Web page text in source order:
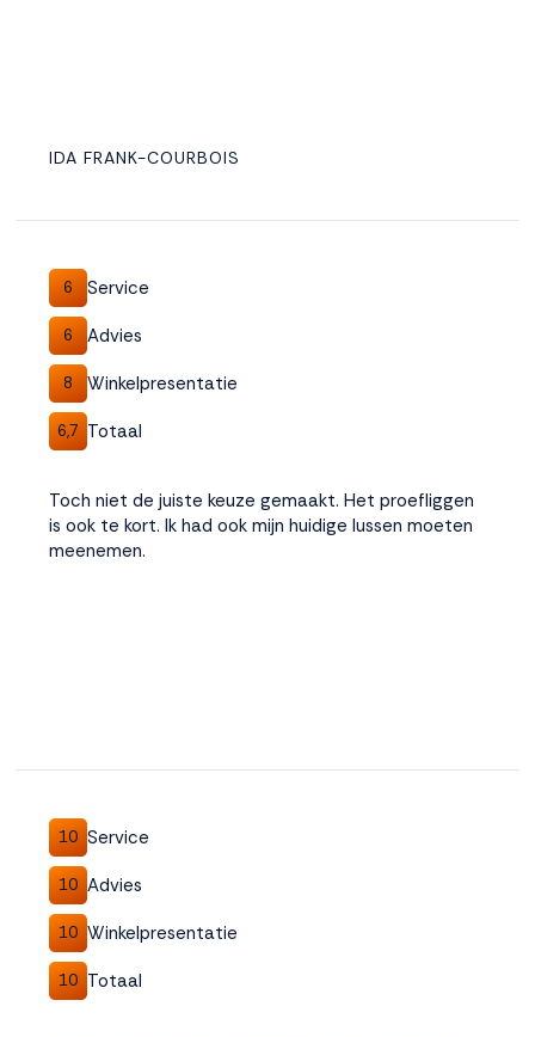
IDA FRANK-COURBOIS
6 Service
6 Advies
8 Winkelpresentatie
6,7 Totaal
Toch niet de juiste keuze gemaakt. Het proefliggen
is ook te kort. Ik had ook mijn huidige lussen moeten
meenemen.
10 Service
10 Advies
10 Winkelpresentatie
10 Totaal